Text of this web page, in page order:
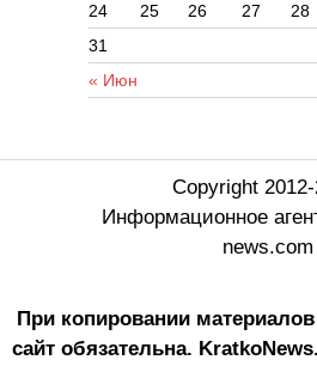
« Июн
24
25 26 27 28
31
Copyright
Информационное
news.com
При копировании
сайт обязательна.